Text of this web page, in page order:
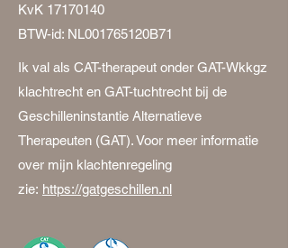
KvK 17170140
BTW-id: NL001765120B71
Ik val als CAT-therapeut onder GAT-Wkkgz
klachtrecht en GAT-tuchtrecht bij de
Geschilleninstantie Alternatieve
Therapeuten (GAT). Voor meer informatie
over mijn klachtenregeling
zie: https://gatgeschillen.nl